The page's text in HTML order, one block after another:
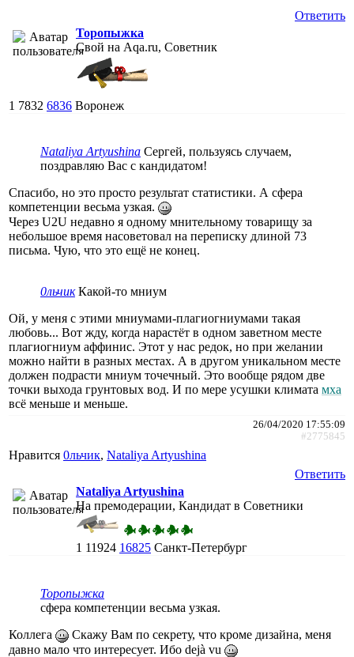
Ответить
Торопыжка
Свой на Aqa.ru, Советник
1 7832 6836 Воронеж
Nataliya Artyushina Сергей, пользуясь случаем,
поздравляю Вас с кандидатом!
Спасибо, но это просто результат статистики. А сфера
компетенции весьма узкая.
Через U2U недавно я одному мнительному товарищу за
небольшое время насоветовал на переписку длиной 73
письма. Чую, что это ещё не конец.
0льчик Какой-то мниум
Ой, у меня с этими мниумами-плагиогниумами такая
любовь... Вот жду, когда нарастёт в одном заветном месте
плагиогниум аффинис. Этот у нас редок, но при желании
можно найти в разных местах. А в другом уникальном месте
должен подрасти мниум точечный. Это вообще рядом две
точки выхода грунтовых вод. И по мере усушки климата мха
всё меньше и меньше.
26/04/2020 17:55:09
#2775845
Нравится 0льчик, Nataliya Artyushina
Ответить
Nataliya Artyushina
На премодерации, Кандидат в Советники
1 11924 16825 Санкт-Петербург
Торопыжка
сфера компетенции весьма узкая.
Коллега
Скажу Вам по секрету, что кроме дизайна, меня
давно мало что интересует. Ибо dеjà vu